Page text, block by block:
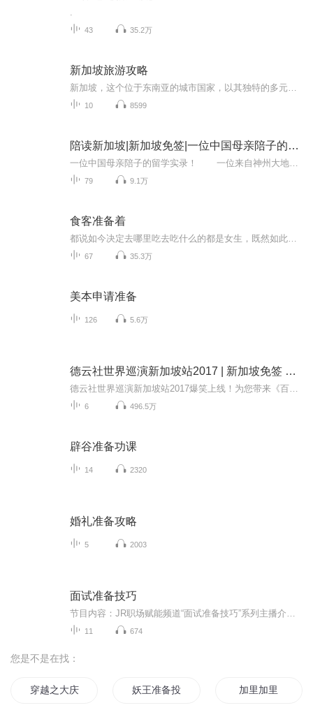
43 35.2万
新加坡旅游攻略
10 8599
陪读新加坡|新加坡免签|一位中国母亲陪子的留学实录
79 9.1万
食客准备着
67 35.3万
美本申请准备
126 5.6万
德云社世界巡演新加坡站2017 | 新加坡免签 看巡演更方便
6 496.5万
辟谷准备功课
14 2320
婚礼准备攻略
5 2003
面试准备技巧
11 674
您是不是在找：
穿越之大庆帝国 妖王准备投降吧 加里加里